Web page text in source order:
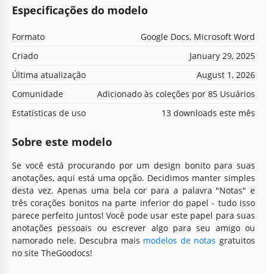
Especificações do modelo
Formato
Google Docs, Microsoft Word
Criado
January 29, 2025
Última atualização
August 1, 2026
Comunidade
Adicionado às coleções por 85 Usuários
Estatísticas de uso
13 downloads este mês
Sobre este modelo
Se você está procurando por um design bonito para suas
anotações, aqui está uma opção. Decidimos manter simples
desta vez. Apenas uma bela cor para a palavra "Notas" e
três corações bonitos na parte inferior do papel - tudo isso
parece perfeito juntos! Você pode usar este papel para suas
anotações pessoais ou escrever algo para seu amigo ou
namorado nele. Descubra mais modelos de notas gratuitos
no site TheGoodocs!